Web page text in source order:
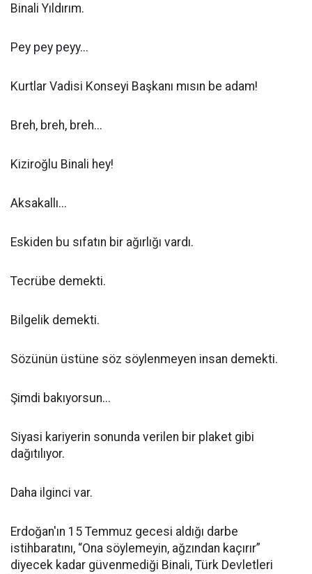
Binali Yıldırım.
Pey pey peyy...
Kurtlar Vadisi Konseyi Başkanı mısın be adam!
Breh, breh, breh...
Kiziroğlu Binali hey!
Aksakallı...
Eskiden bu sıfatın bir ağırlığı vardı.
Tecrübe demekti.
Bilgelik demekti.
Sözünün üstüne söz söylenmeyen insan demekti.
Şimdi bakıyorsun...
Siyasi kariyerin sonunda verilen bir plaket gibi
dağıtılıyor.
Daha ilginci var.
Erdoğan'ın 15 Temmuz gecesi aldığı darbe
istihbaratını, “Ona söylemeyin, ağzından kaçırır”
diyecek kadar güvenmediği Binali, Türk Devletleri